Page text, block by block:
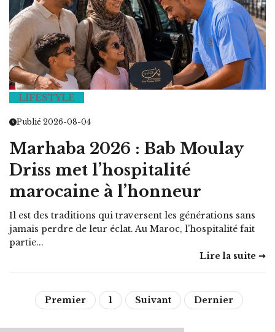
LIFESTYLE
Publié 2026-08-04
Marhaba 2026 : Bab Moulay
Driss met l’hospitalité
marocaine à l’honneur
Il est des traditions qui traversent les générations sans
jamais perdre de leur éclat. Au Maroc, l’hospitalité fait
partie...
Lire la suite ➞
Premier 1 Suivant Dernier